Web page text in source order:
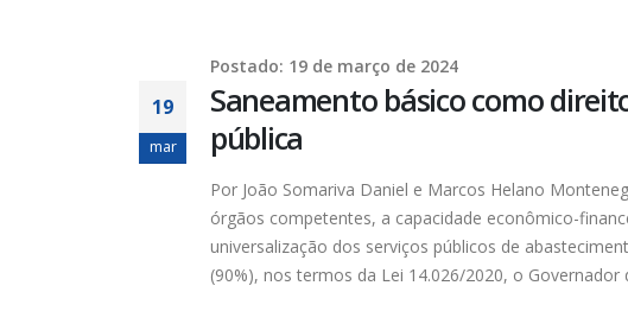
Postado: 19 de março de 2024
19
mar
Saneamento básico como
pública
Por João Somariva Daniel e Marcos Helano
órgãos competentes, a capacidade econômico-
universalização dos serviços públicos de
(90%), nos termos da Lei 14.026/2020, o Governador